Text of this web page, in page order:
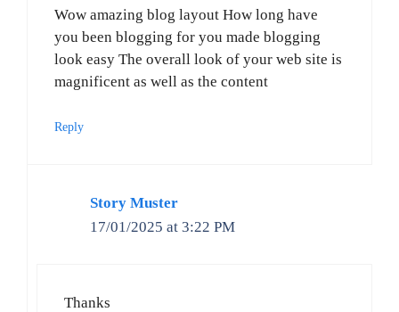
Wow amazing blog layout How long have
you been blogging for you made blogging
look easy The overall look of your web site is
magnificent as well as the content
Reply
Story Muster
17/01/2025 at 3:22 PM
Thanks